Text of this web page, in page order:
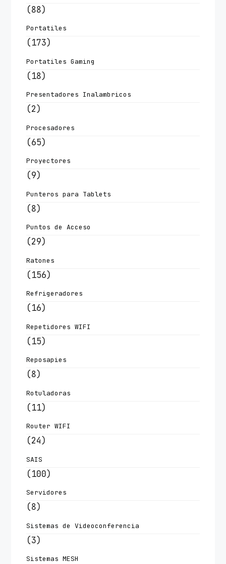
(88)
Portatiles
(173)
Portatiles Gaming
(18)
Presentadores Inalambricos
(2)
Procesadores
(65)
Proyectores
(9)
Punteros para Tablets
(8)
Puntos de Acceso
(29)
Ratones
(156)
Refrigeradores
(16)
Repetidores WIFI
(15)
Reposapies
(8)
Rotuladoras
(11)
Router WIFI
(24)
SAIS
(100)
Servidores
(8)
Sistemas de Videoconferencia
(3)
Sistemas MESH